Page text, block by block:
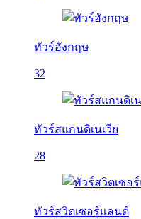
ทัวร์อังกฤษ
32
ทัวร์สแกนดิเนเวีย
28
ทัวร์สวิตเซอร์แลนด์